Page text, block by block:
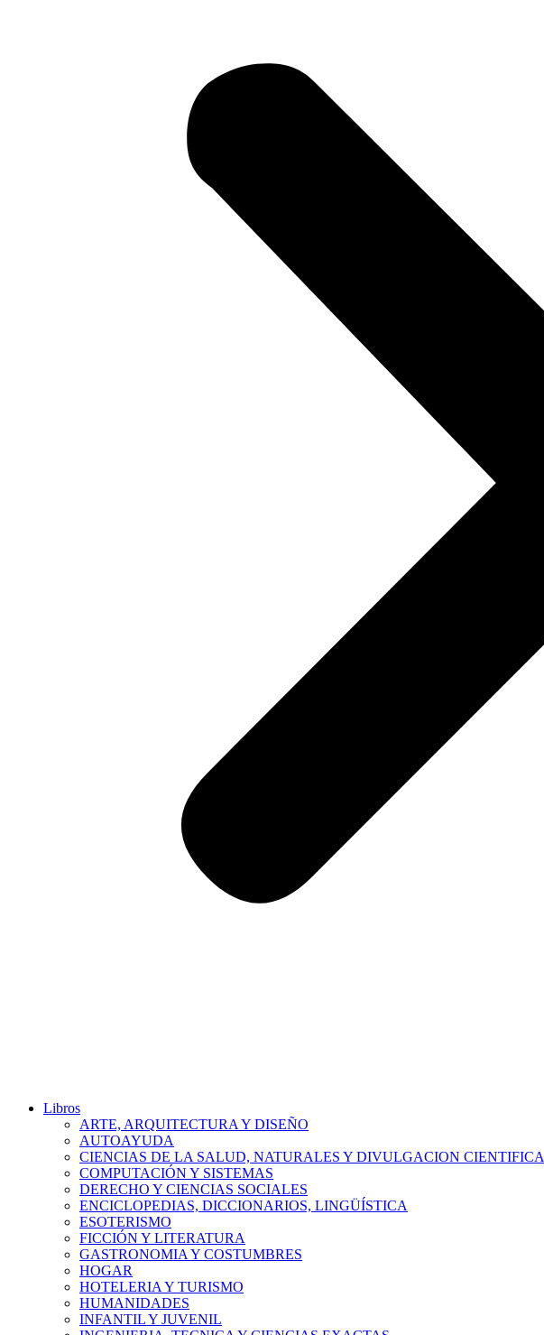
Libros
ARTE, ARQUITECTURA Y DISEÑO
AUTOAYUDA
CIENCIAS DE LA SALUD, NATURALES Y DIVULGACION CIENTIFICA
COMPUTACIÓN Y SISTEMAS
DERECHO Y CIENCIAS SOCIALES
ENCICLOPEDIAS, DICCIONARIOS, LINGÜÍSTICA
ESOTERISMO
FICCIÓN Y LITERATURA
GASTRONOMIA Y COSTUMBRES
HOGAR
HOTELERIA Y TURISMO
HUMANIDADES
INFANTIL Y JUVENIL